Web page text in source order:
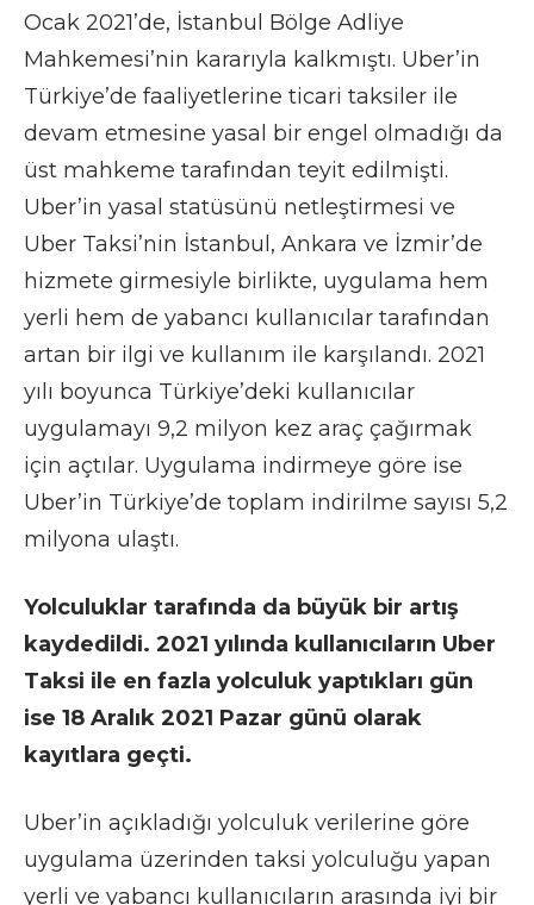
Ocak 2021’de, İstanbul Bölge Adliye
Mahkemesi’nin kararıyla kalkmıştı. Uber’in
Türkiye’de faaliyetlerine ticari taksiler ile
devam etmesine yasal bir engel olmadığı da
üst mahkeme tarafından teyit edilmişti.
Uber’in yasal statüsünü netleştirmesi ve
Uber Taksi’nin İstanbul, Ankara ve İzmir’de
hizmete girmesiyle birlikte, uygulama hem
yerli hem de yabancı kullanıcılar tarafından
artan bir ilgi ve kullanım ile karşılandı. 2021
yılı boyunca Türkiye’deki kullanıcılar
uygulamayı 9,2 milyon kez araç çağırmak
için açtılar. Uygulama indirmeye göre ise
Uber’in Türkiye’de toplam indirilme sayısı 5,2
milyona ulaştı.
Yolculuklar tarafında da büyük bir artış
kaydedildi. 2021 yılında kullanıcıların Uber
Taksi ile en fazla yolculuk yaptıkları gün
ise 18 Aralık 2021 Pazar günü olarak
kayıtlara geçti.
Uber’in açıkladığı yolculuk verilerine göre
uygulama üzerinden taksi yolculuğu yapan
yerli ve yabancı kullanıcıların arasında iyi bir